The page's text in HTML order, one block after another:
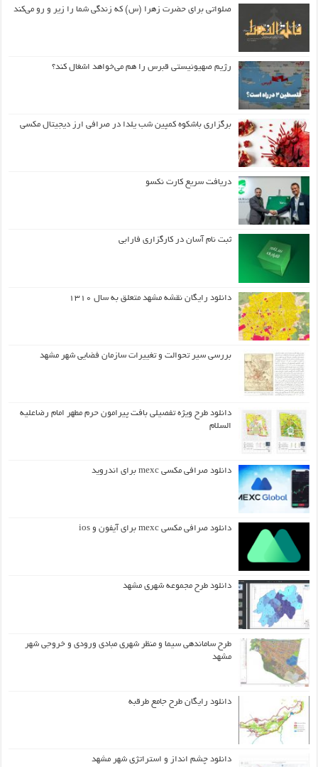
صلواتی برای حضرت زهرا (س) که زندگی شما را زیر و رو می‌کند
رژیم صهیونیستی قبرس را هم می‌خواهد اشغال کند؟
برگزاری باشکوه کمپین شب یلدا در صرافی ارز دیجیتال مکسی
دریافت سریع کارت نکسو
ثبت نام آسان در کارگزاری فارابی
دانلود رایگان نقشه مشهد متعلق به سال ۱۳۱۰
بررسی سیر تحوالت و تغییرات سازمان فضایی شهر مشهد
دانلود طرح ويژه تفصيلي بافت پيرامون حرم مطهر امام رضاعليه
السلام
دانلود صرافی مکسی mexc برای اندروید
دانلود صرافی مکسی mexc برای آیفون و ios
دانلود طرح مجموعه شهری مشهد
طرح ساماندهی سیما و منظر شهری مبادی ورودی و خروجی شهر
مشهد
دانلود رایگان طرح جامع طرقبه
دانلود چشم انداز و استراتژی شهر مشهد